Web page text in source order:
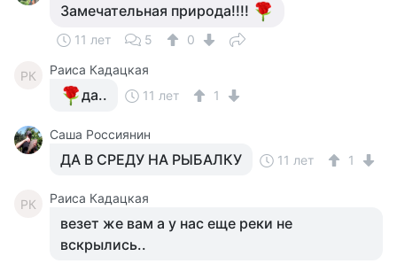
Замечательная природа!!!!
11 лет 5 0
РК Раиса Кадацкая
да.. 11 лет 1
Саша Россиянин
ДА В СРЕДУ НА РЫБАЛКУ 11 лет 1
РК Раиса Кадацкая
везет же вам а у нас еще реки не
вскрылись..